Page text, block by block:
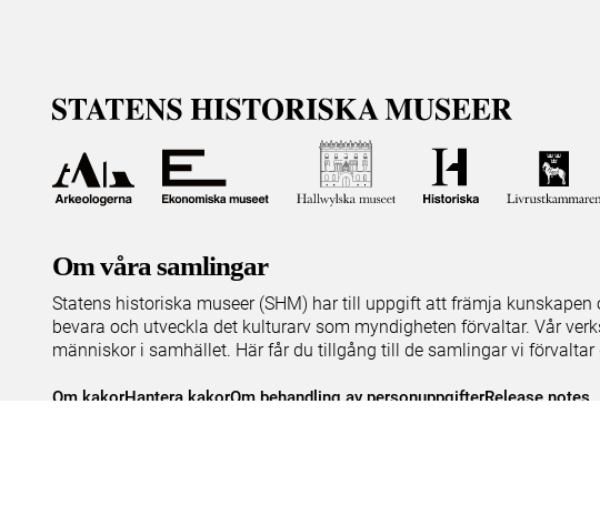
Om våra samlingar
Statens historiska museer (SHM) har till uppgift att främja
bevara och utveckla det kulturarv som myndigheten förvaltar. Vår
människor i samhället. Här får du tillgång till de samlingar vi
Om kakorHantera kakorOm behandling av personuppgifterRelease notes